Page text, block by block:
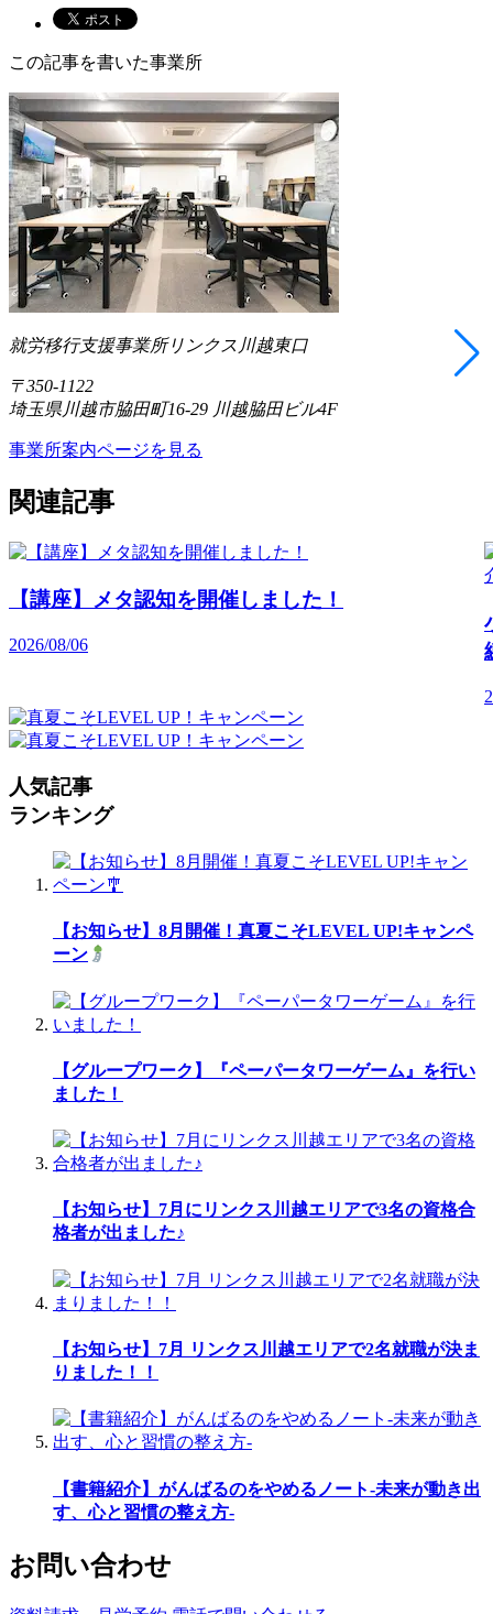
この記事を書いた事業所
就労移行支援事業所リンクス川越東口
〒350-1122
埼玉県川越市脇田町16-29 川越脇田ビル4F
事業所案内ページを見る
関連記事
【講座】メタ認知を開催しました！
2026/08/06
人気記事
ランキング
【お知らせ】8月開催！真夏こそLEVEL UP!キャンペ
ーン
【グループワーク】『ペーパータワーゲーム』を行い
ました！
【お知らせ】7月にリンクス川越エリアで3名の資格合
格者が出ました♪
【お知らせ】7月 リンクス川越エリアで2名就職が決ま
りました！！
【書籍紹介】がんばるのをやめるノート-未来が動き出
す、心と習慣の整え方-
お問い合わせ